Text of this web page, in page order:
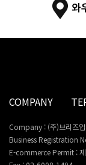
COMPANY
Company : (주)브리즈업
Business Registration
E-commerce Permit :